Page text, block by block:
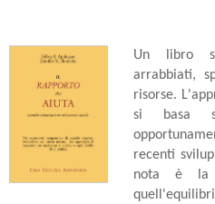
Un libro
arrabbiati,
risorse.
si basa
recenti
nota è la